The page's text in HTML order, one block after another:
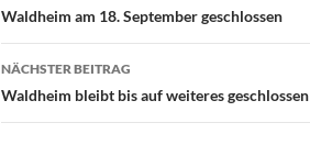
Waldheim am 18. September geschlossen
NÄCHSTER BEITRAG
Waldheim bleibt bis auf weiteres geschlossen